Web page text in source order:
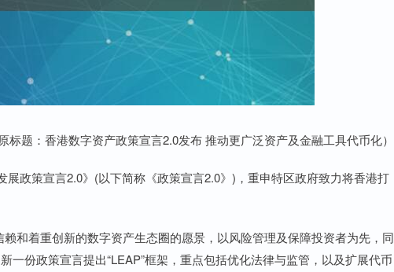
原标题：香港数字资产政策宣言2.0发布 推动更广泛资产及金融工具代币化）
政策宣言2.0》(以下简称《政策宣言2.0》)，重申特区政府致力将香港打
赖和着重创新的数字资产生态圈的愿景，以风险管理及保障投资者为先，同
一份政策宣言提出“LEAP”框架，重点包括优化法律与监管，以及扩展代币